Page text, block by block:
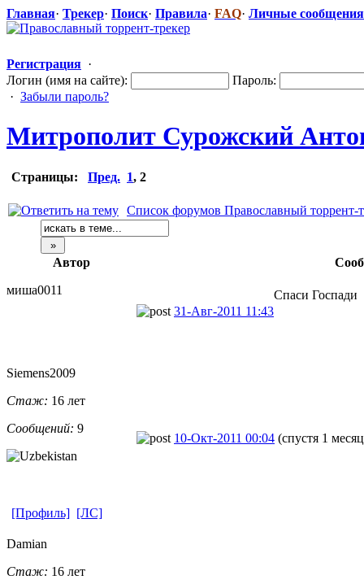
Главная· Трекер· Поиск· Правила· FAQ· Личные сообщения
Регистрация ·
Логин (имя на сайте):
Пароль:
· Забыли пароль?
Митрополит Сурожский
Страницы: Пред. 1, 2
Список форумов Православный торрент-
Автор
миша0011
31-Авг-2011 11:43
Спаси Госпади
Siemens2009
Стаж: 16 лет
Сообщений: 9
10-Окт-2011 00:04 (спустя 1
[Профиль] [ЛС]
Damian
Стаж: 16 лет